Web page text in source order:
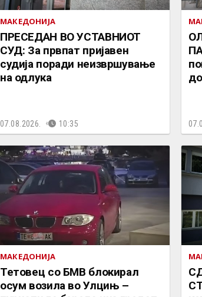
МАКЕДОНИЈА
ПРЕСЕДАН ВО УСТАВНИОТ
СУД: За првпат пријавен
судија поради неизвршување
на одлука
07.08.2026. 10:35
МАКЕДОНИЈА
Тетовец со БМВ блокирал
осум возила во Улцињ –